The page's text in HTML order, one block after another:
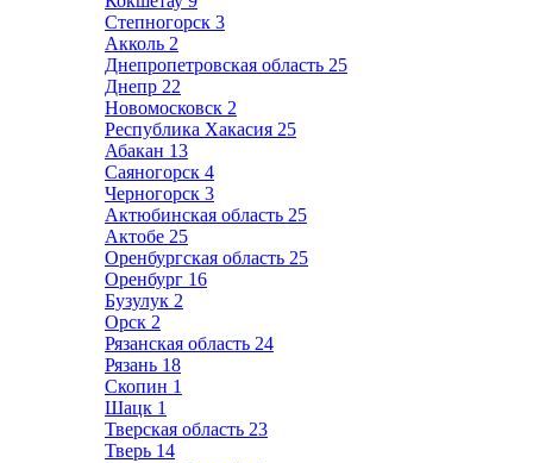
Степногорск 3
Акколь 2
Днепропетровская область 25
Днепр 22
Новомосковск 2
Республика Хакасия 25
Абакан 13
Саяногорск 4
Черногорск 3
Актюбинская область 25
Актобе 25
Оренбургская область 25
Оренбург 16
Бузулук 2
Орск 2
Рязанская область 24
Рязань 18
Скопин 1
Шацк 1
Тверская область 23
Тверь 14